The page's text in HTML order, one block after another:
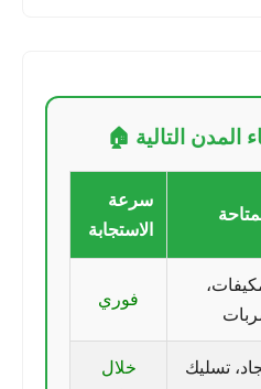
التالية 🏠
سرعة
الاستجابة
فوري
تسليك
خلال